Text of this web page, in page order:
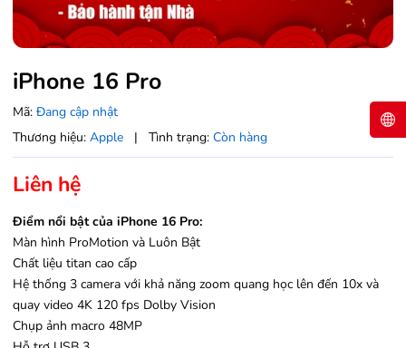
iPhone 16 Pro
Mã: Đang cập nhật
Thương hiệu: Apple | Tình trạng: Còn hàng
Liên hệ
Điểm nổi bật của iPhone 16 Pro:
Màn hình ProMotion và Luôn Bật
Chất liệu titan cao cấp
Hệ thống 3 camera với khả năng zoom quang học lên đến 10x và
quay video 4K 120 fps Dolby Vision
Chụp ảnh macro 48MP